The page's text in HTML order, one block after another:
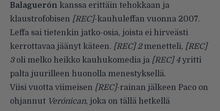
Balaguerón kanssa erittäin tehokkaan ja
klaustrofobisen [REC]-kauhuleffan vuonna 2007.
Leffa sai tietenkin jatko-osia, joista ei hirveästi
kerrottavaa jäänyt käteen. [REC] 2menetteli, [REC]
3oli melko heikko kauhukomedia ja [REC] 4yritti
palta juurilleen huonolla menestyksellä.
Viisi vuotta viimeisen [REC]-rainan jälkeen Paco on
ohjannut Verónican, joka on tällä hetkellä